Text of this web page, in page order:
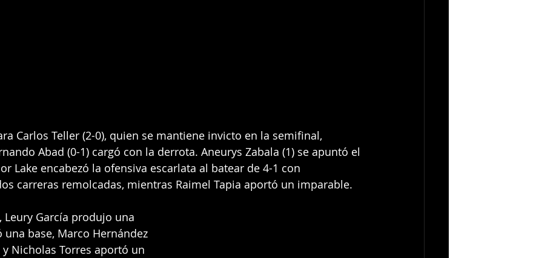
Carlos Teller (2-0), quien se mantiene invicto en la semifinal,
Abad (0-1) cargó con la derrota. Aneurys Zabala (1) se apuntó el
Lake encabezó la ofensiva escarlata al batear de 4-1 con
carreras remolcadas, mientras Raimel Tapia aportó un imparable.
Leury García produjo una
una base, Marco Hernández
Nicholas Torres aportó un